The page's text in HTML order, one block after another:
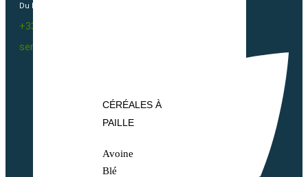
CÉRÉALES À
PAILLE
Avoine
Blé
Du Lundi au vendredi 09h00-12h00 / 13h30-16h00
+33(0)2 40 23 63 24
sembio@partnerandco.fr